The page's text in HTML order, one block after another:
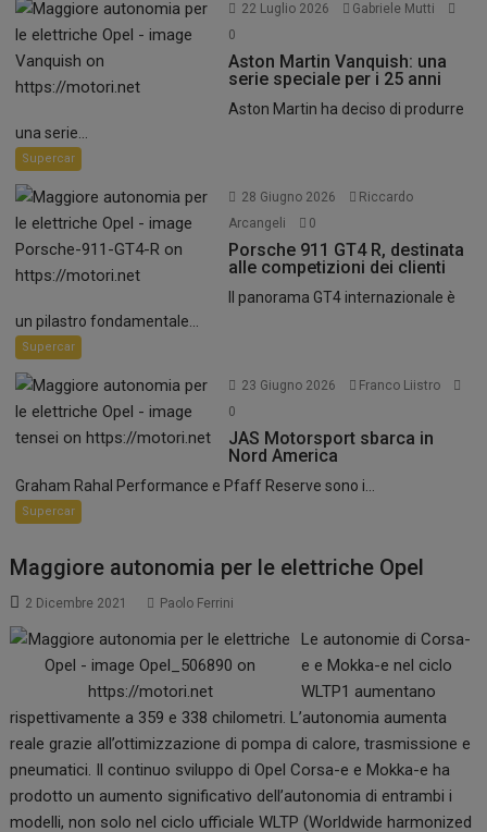
22 Luglio 2026
Gabriele Mutti
0
Aston Martin Vanquish: una
serie speciale per i 25 anni
Aston Martin ha deciso di produrre
una serie...
Supercar
28 Giugno 2026
Riccardo
Arcangeli
0
Porsche 911 GT4 R, destinata
alle competizioni dei clienti
Il panorama GT4 internazionale è
un pilastro fondamentale...
Supercar
23 Giugno 2026
Franco Liistro
0
JAS Motorsport sbarca in
Nord America
Graham Rahal Performance e Pfaff Reserve sono i...
Supercar
Maggiore autonomia per le elettriche Opel
2 Dicembre 2021 Paolo Ferrini
Le autonomie di Corsa-
e e Mokka-e nel ciclo
WLTP1 aumentano
rispettivamente a 359 e 338 chilometri. L’autonomia aumenta
reale grazie all’ottimizzazione di pompa di calore, trasmissione e
pneumatici. Il continuo sviluppo di Opel Corsa-e e Mokka-e ha
prodotto un aumento significativo dell’autonomia di entrambi i
modelli, non solo nel ciclo ufficiale WLTP (Worldwide harmonized